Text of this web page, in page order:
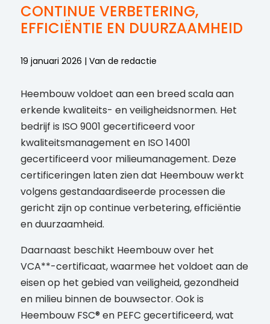
CONTINUE VERBETERING,
EFFICIËNTIE EN DUURZAAMHEID
19 januari 2026 | Van de redactie
Heembouw voldoet aan een breed scala aan
erkende kwaliteits- en veiligheidsnormen. Het
bedrijf is ISO 9001 gecertificeerd voor
kwaliteitsmanagement en ISO 14001
gecertificeerd voor milieumanagement. Deze
certificeringen laten zien dat Heembouw werkt
volgens gestandaardiseerde processen die
gericht zijn op continue verbetering, efficiëntie
en duurzaamheid.
Daarnaast beschikt Heembouw over het
VCA**-certificaat, waarmee het voldoet aan de
eisen op het gebied van veiligheid, gezondheid
en milieu binnen de bouwsector. Ook is
Heembouw FSC® en PEFC gecertificeerd, wat